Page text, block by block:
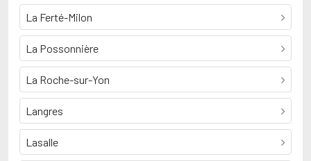
La Ferté-Milon
La Possonnière
La Roche-sur-Yon
Langres
Lasalle